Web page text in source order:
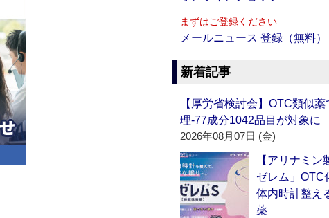
まずはご登録ください
メールニュース 登録（無料）
新着記事
【厚労省検討会】OTC類似
理‐77成分1042品目が対象に
2026年08月07日 (金)
【アリナミン
ゼレム」OTC
体内時計整え
薬